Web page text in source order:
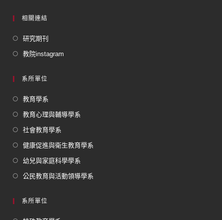
相關連結
研究期刊
教院instagram
系所單位
教育學系
教育心理與輔導學系
社會教育學系
健康促進與衛生教育學系
幼兒與家庭科學學系
公民教育與活動領導學系
系所單位